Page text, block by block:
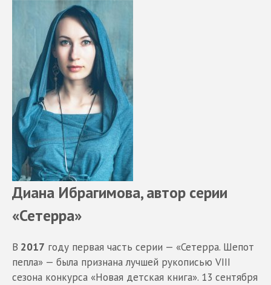
Диана Ибрагимова, автор серии
«Сетерра»
В 2017 году первая часть серии — «Сетерра. Шепот
пепла» — была признана лучшей рукописью VIII
сезона конкурса «Новая детская книга». 13 сентября